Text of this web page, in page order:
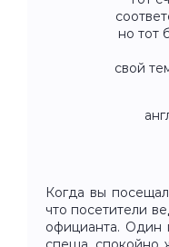
но тот
свой
Когда вы
что посетители
официанта. Один